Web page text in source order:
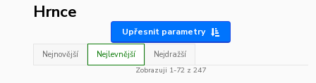
Hrnce
Upřesnit parametry
Nejnovější Nejlevnější
Nejdražší
Zobrazuji 1-72 z 247